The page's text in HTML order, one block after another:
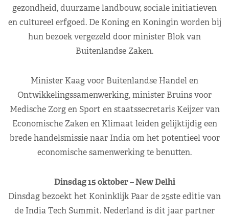
gezondheid, duurzame landbouw, sociale initiatieven
en cultureel erfgoed. De Koning en Koningin worden bij
hun bezoek vergezeld door minister Blok van
Buitenlandse Zaken.
Minister Kaag voor Buitenlandse Handel en
Ontwikkelingssamenwerking, minister Bruins voor
Medische Zorg en Sport en staatssecretaris Keijzer van
Economische Zaken en Klimaat leiden gelijktijdig een
brede handelsmissie naar India om het potentieel voor
economische samenwerking te benutten.
Dinsdag 15 oktober – New Delhi
Dinsdag bezoekt het Koninklijk Paar de 25ste editie van
de India Tech Summit. Nederland is dit jaar partner